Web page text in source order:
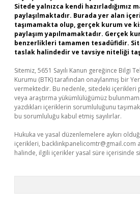
Sitede yalnızca kendi hazırladığımız
paylaşılmaktadır. Burada yer alan
taşımamakta olup, gerçek kurum ve
paylaşım yapılmamaktadır. Gerçek
benzerlikleri tamamen tesadüfidir.
taslak halindedir ve tavsiye niteliği
Sitemiz, 5651 Sayılı Kanun gereğince Bilgi
Kurumu (BTK) tarafından onaylanmış bir
vermektedir. Bu nedenle, sitedeki
veya araştırma yükümlülüğümüz
yazdıkları içeriklerin sorumluluğunu
bu sorumluluğu kabul etmiş sayılırlar.
Hukuka ve yasal düzenlemelere aykırı
içerikleri, backlinkpanelicomtr@gmail.com
halinde, ilgili içerikler yasal süre içerisinde